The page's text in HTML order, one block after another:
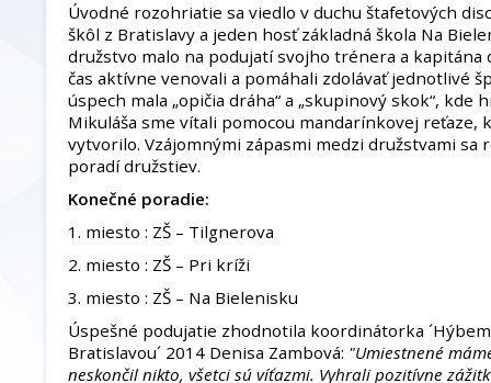
Úvodné rozohriatie sa viedlo v duchu štafetových
škôl z Bratislavy a jeden hosť základná škola Na
družstvo malo na podujatí svojho trénera a kapitána
čas aktívne venovali a pomáhali zdolávať jednotlivé
úspech mala „opičia dráha“ a „skupinový skok“, kde
Mikuláša sme vítali pomocou mandarínkovej reťaze,
vytvorilo. Vzájomnými zápasmi medzi družstvami sa
poradí družstiev.
Konečné poradie:
1. miesto : ZŠ – Tilgnerova
2. miesto : ZŠ – Pri kríži
3. miesto : ZŠ – Na Bielenisku
Úspešné podujatie zhodnotila koordinátorka
Bratislavou´ 2014 Denisa Zambová: "Umiestnené
neskončil nikto, všetci sú víťazmi. Vyhrali pozitívne